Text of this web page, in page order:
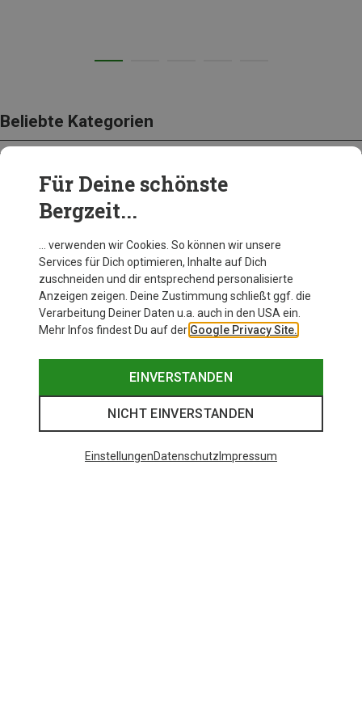
Beliebte Kategorien
BEKLEIDUNG
Für Deine schönste
Bergzeit...
… verwenden wir Cookies. So können wir unsere
Services für Dich optimieren, Inhalte auf Dich
zuschneiden und dir entsprechend personalisierte
Anzeigen zeigen. Deine Zustimmung schließt ggf. die
Verarbeitung Deiner Daten u.a. auch in den USA ein.
Mehr Infos findest Du auf der Google Privacy Site.
EINVERSTANDEN
NICHT EINVERSTANDEN
EinstellungenDatenschutz Impressum